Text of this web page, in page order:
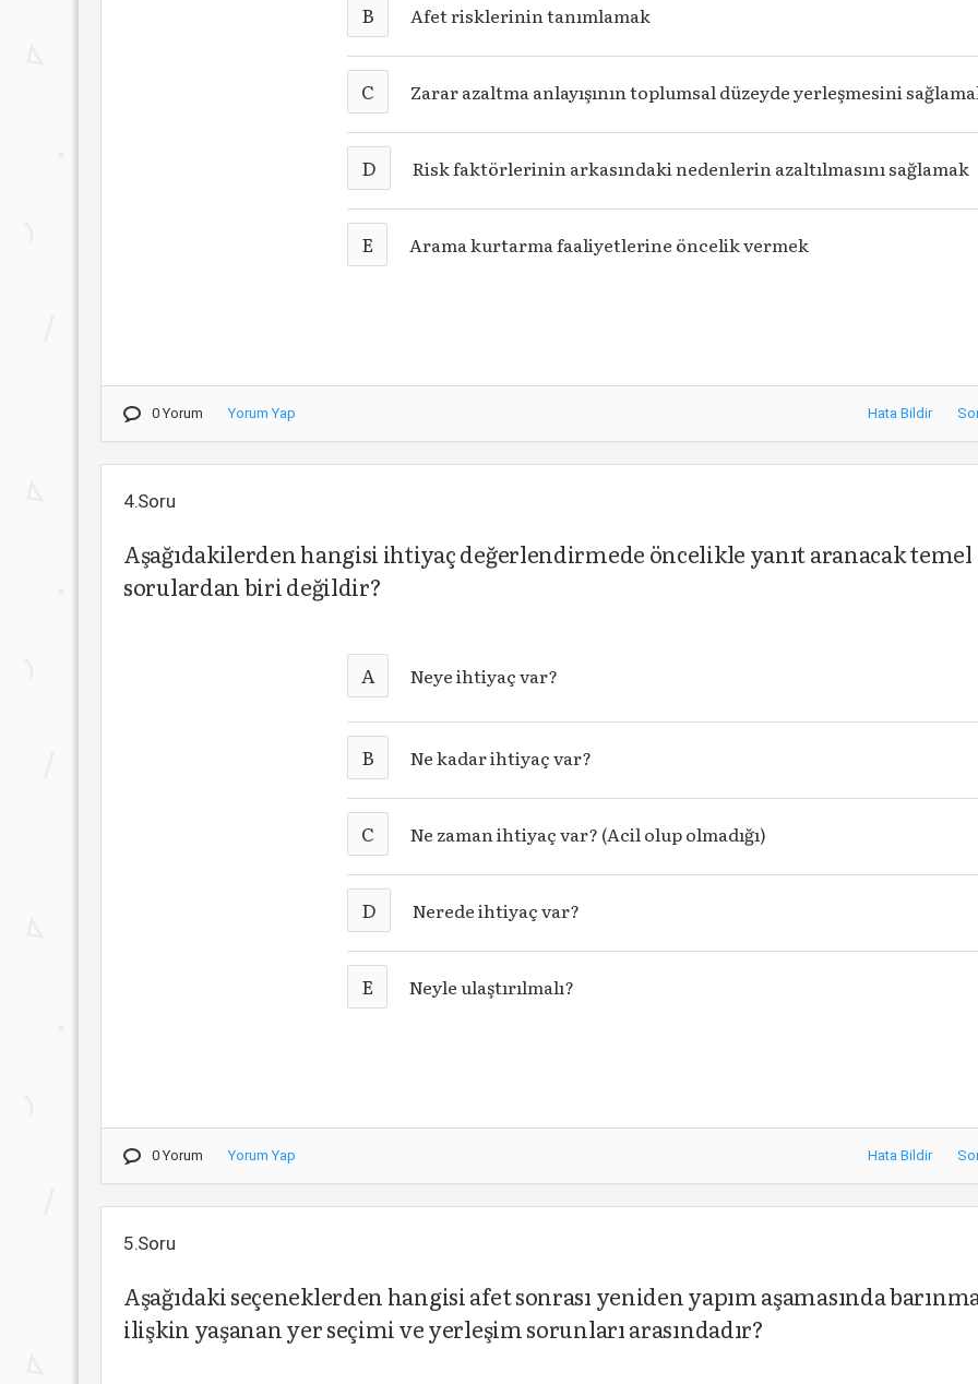
B Afet risklerinin tanımlamak
C Zarar azaltma anlayışının toplumsal düzeyde yerleşmesini
D Risk faktörlerinin arkasındaki nedenlerin azaltılmasını sağlamak
E Arama kurtarma faaliyetlerine öncelik vermek
0 Yorum Yorum Yap Hata Bildir
4.Soru
Aşağıdakilerden hangisi ihtiyaç değerlendirmede öncelikle yanıt aranacak temel
sorulardan biri değildir?
A Neye ihtiyaç var?
B Ne kadar ihtiyaç var?
C Ne zaman ihtiyaç var? (Acil olup olmadığı)
D Nerede ihtiyaç var?
E Neyle ulaştırılmalı?
0 Yorum Yorum Yap Hata Bildir
5.Soru
Aşağıdaki seçeneklerden hangisi afet sonrası yeniden yapım aşamasında
ilişkin yaşanan yer seçimi ve yerleşim sorunları arasındadır?